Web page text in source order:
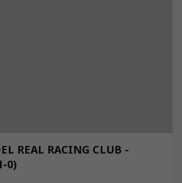
REAL RACING CLUB -
0)